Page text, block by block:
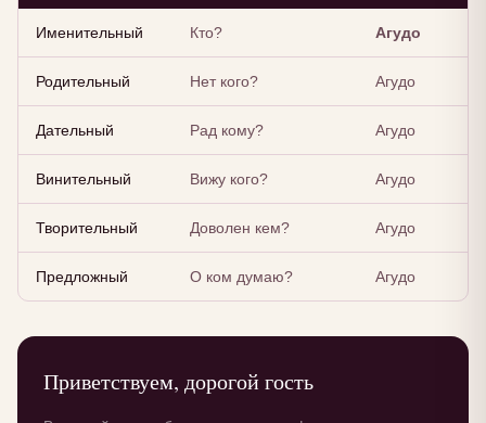
Именительный Кто? Агудо
Родительный Нет кого? Агудо
Дательный Рад кому? Агудо
Винительный Вижу кого? Агудо
Творительный Доволен кем? Агудо
Предложный О ком думаю? Агудо
Приветствуем, дорогой гость